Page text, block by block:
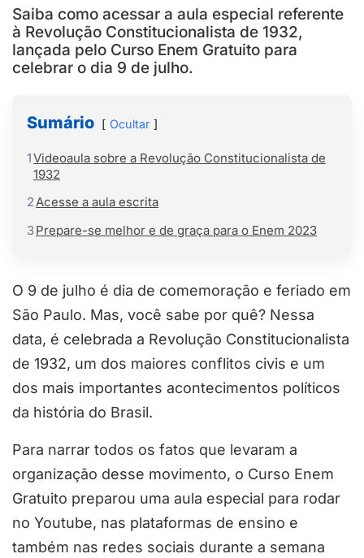
Saiba como acessar a aula especial referente
à Revolução Constitucionalista de 1932,
lançada pelo Curso Enem Gratuito para
celebrar o dia 9 de julho.
Sumário Ocultar
1Videoaula sobre a Revolução Constitucionalista de
1932
2Acesse a aula escrita
3Prepare-se melhor e de graça para o Enem 2023
O 9 de julho é dia de comemoração e feriado em
São Paulo. Mas, você sabe por quê? Nessa
data, é celebrada a Revolução Constitucionalista
de 1932, um dos maiores conflitos civis e um
dos mais importantes acontecimentos políticos
da história do Brasil.
Para narrar todos os fatos que levaram a
organização desse movimento, o Curso Enem
Gratuito preparou uma aula especial para rodar
no Youtube, nas plataformas de ensino e
também nas redes sociais durante a semana